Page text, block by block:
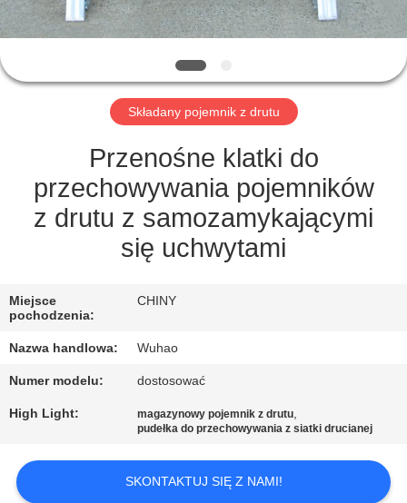
KONTROLA
JAKOŚCI
SKONTAKTUJ
NAMI
POPROSIĆ
WYCENĘ
SITEMAP
PRIVACY
Składany pojemnik z drutu
Przenośne klatki do
przechowywania pojemników
z drutu z samozamykającymi
się uchwytami
Miejsce
pochodzenia:
CHINY
Nazwa handlowa: Wuhao
Numer modelu: dostosować
High Light: magazynowy pojemnik z drutu,
pudełka do przechowywania z siatki drucianej
SKONTAKTUJ SIĘ Z NAMI!